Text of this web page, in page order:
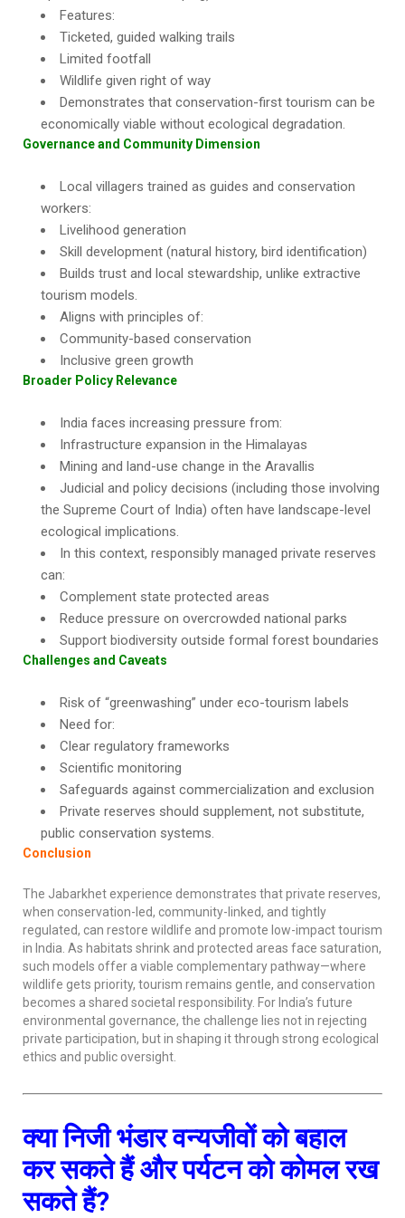
Features:
Ticketed, guided walking trails
Limited footfall
Wildlife given right of way
Demonstrates that conservation-first tourism can be
economically viable without ecological degradation.
Governance and Community Dimension
Local villagers trained as guides and conservation
workers:
Livelihood generation
Skill development (natural history, bird identification)
Builds trust and local stewardship, unlike extractive
tourism models.
Aligns with principles of:
Community-based conservation
Inclusive green growth
Broader Policy Relevance
India faces increasing pressure from:
Infrastructure expansion in the Himalayas
Mining and land-use change in the Aravallis
Judicial and policy decisions (including those involving
the Supreme Court of India) often have landscape-level
ecological implications.
In this context, responsibly managed private reserves
can:
Complement state protected areas
Reduce pressure on overcrowded national parks
Support biodiversity outside formal forest boundaries
Challenges and Caveats
Risk of “greenwashing” under eco-tourism labels
Need for:
Clear regulatory frameworks
Scientific monitoring
Safeguards against commercialization and exclusion
Private reserves should supplement, not substitute,
public conservation systems.
Conclusion
The Jabarkhet experience demonstrates that private reserves,
when conservation-led, community-linked, and tightly
regulated, can restore wildlife and promote low-impact tourism
in India. As habitats shrink and protected areas face saturation,
such models offer a viable complementary pathway—where
wildlife gets priority, tourism remains gentle, and conservation
becomes a shared societal responsibility. For India’s future
environmental governance, the challenge lies not in rejecting
private participation, but in shaping it through strong ecological
ethics and public oversight.
क्या निजी भंडार वन्यजीवों को बहाल
कर सकते हैं और पर्यटन को कोमल रख
सकते हैं?